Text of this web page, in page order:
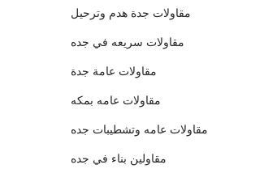
مقاولات جدة هدم وترحيل
مقاولات سريعه في جده
مقاولات عامة جدة
مقاولات عامه بمكه
مقاولات عامه وتشطيبات جده
مقاولين بناء في جده